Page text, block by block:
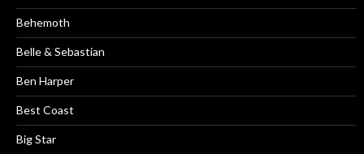
Behemoth
Belle & Sebastian
Ben Harper
Best Coast
Big Star